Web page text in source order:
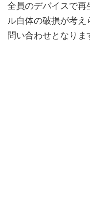
全員のデバイスで再
ル自体の破損が考
問い合わせとなりま